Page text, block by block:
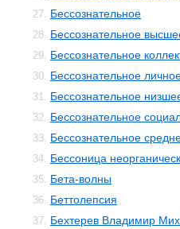
27. Бессознательное
28. Бессознательное
29. Бессознательное
30. Бессознательное
31. Бессознательное
32. Бессознательное
33. Бессознательное
34. Бессоница
35. Бета-волны
36. Беттолепсия
37. Бехтерев Владимир